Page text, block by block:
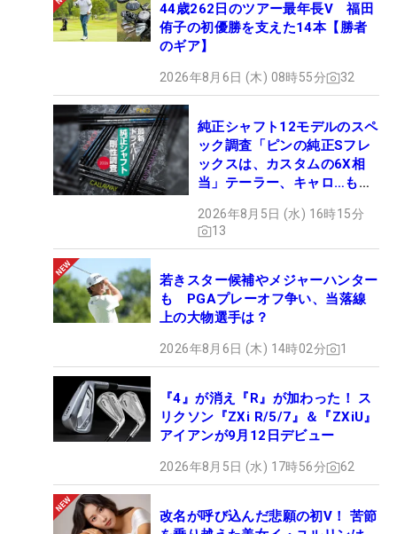
44歳262日のツアー最年長V 福田
侑子の初優勝を支えた14本【勝者
のギア】
2026年8月6日 (木) 08時55分 32
純正シャフト12モデルのスペ
ック調査「ピンの純正Sフレ
ックスは、カスタムの6X相
当」テーラー、キャロ…もチ
2026年8月5日 (水) 16時15分
13
若きスター候補やメジャーハンター
も PGAプレーオフ争い、当落線
上の大物選手は？
2026年8月6日 (木) 14時02分 1
『4』が消え『R』が加わった！ ス
リクソン『ZXi R/5/7』＆『ZXiU』
アイアンが9月12日デビュー
2026年8月5日 (水) 17時56分 62
改名が呼び込んだ悲願の初V！ 苦節